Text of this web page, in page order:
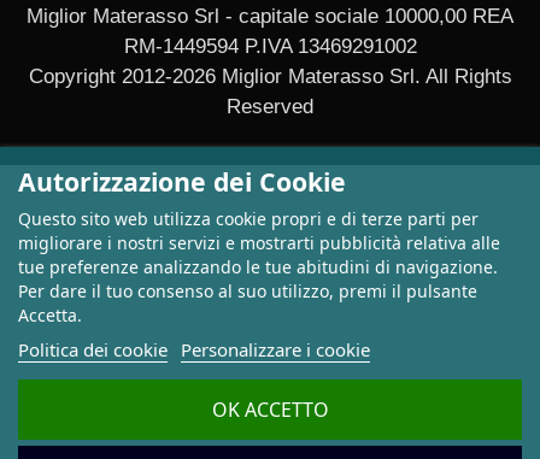
Autorizzazione dei Cookie
Questo sito web utilizza cookie propri e di terze parti per
migliorare i nostri servizi e mostrarti pubblicità relativa alle
tue preferenze analizzando le tue abitudini di navigazione.
Per dare il tuo consenso al suo utilizzo, premi il pulsante
Accetta.
Politica dei cookie Personalizzare i cookie
OK ACCETTO
Miglior Materasso Srl - capitale sociale 10000,00 REA
RM-1449594 P.IVA 13469291002
Copyright 2012-2026 Miglior Materasso Srl. All Rights
Reserved